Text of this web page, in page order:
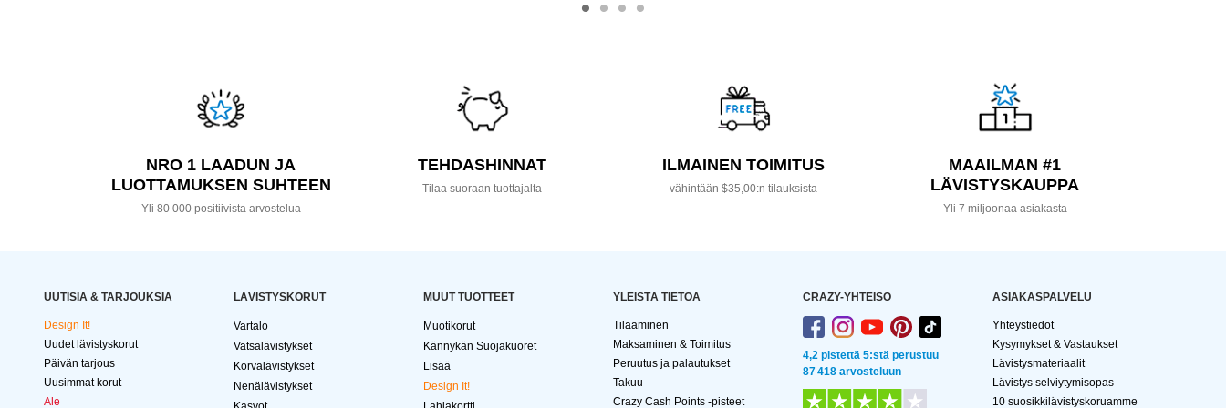
NRO 1 LAADUN JA
LUOTTAMUKSEN SUHTEEN
Yli 80 000 positiivista arvostelua
TEHDASHINNAT
Tilaa suoraan tuottajalta
ILMAINEN TOIMITUS
vähintään $35,00:n tilauksista
MAAILMAN #1
LÄVISTYSKAUPPA
Yli 7 miljoonaa asiakasta
UUTISIA & TARJOUKSIA
Design It!
Uudet lävistyskorut
Päivän tarjous
Uusimmat korut
Ale
LÄVISTYSKORUT
Vartalo
Vatsalävistykset
Korvalävistykset
Nenälävistykset
MUUT TUOTTEET
Muotikorut
Kännykän Suojakuoret
Lisää
Design It!
YLEISTÄ TIETOA
Tilaaminen
Maksaminen & Toimitus
Peruutus ja palautukset
Takuu
Crazy Cash Points -pisteet
CRAZY-YHTEISÖ
4,2 pistettä 5:stä perustuu
87 418 arvosteluun
ASIAKASPALVELU
Yhteystiedot
Kysymykset & Vastaukset
Lävistysmateriaalit
Lävistys selviytymisopas
10 suosikkilävistyskoruamme